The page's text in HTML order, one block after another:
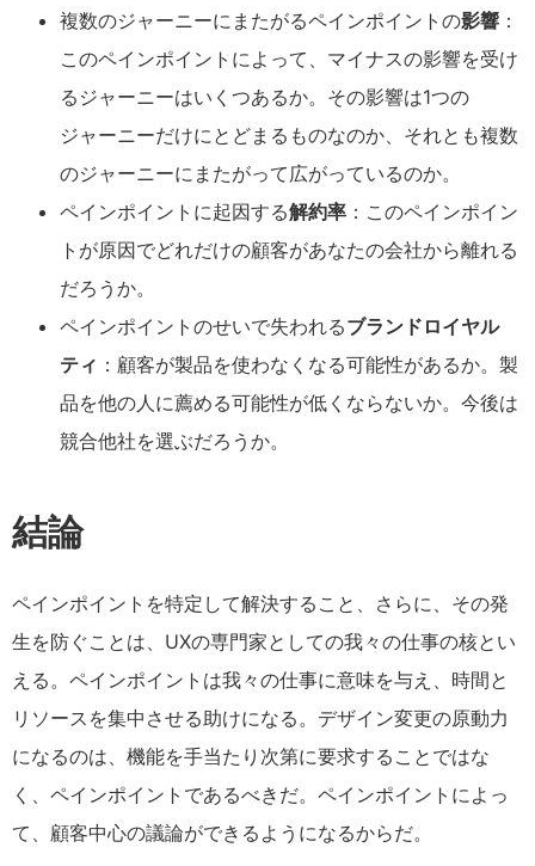
複数のジャーニーにまたがるペインポイントの影響 ：
このペインポイントによって、マイナスの影響を受け
るジャーニーはいくつあるか。その影響は1つの
ジャーニーだけにとどまるものなのか、それとも複数
のジャーニーにまたがって広がっているのか。
ペインポイントに起因する解約率 ：このペインポイン
トが原因でどれだけの顧客があなたの会社から離れる
だろうか。
ペインポイントのせいで失われるブランドロイヤル
ティ ：顧客が製品を使わなくなる可能性があるか。製
品を他の人に薦める可能性が低くならないか。今後は
競合他社を選ぶだろうか。
結論
ペインポイントを特定して解決すること、さらに、その発
生を防ぐことは、UXの専門家としての我々の仕事の核とい
える。ペインポイントは我々の仕事に意味を与え、時間と
リソースを集中させる助けになる。デザイン変更の原動力
になるのは、機能を手当たり次第に要求することではな
く、ペインポイントであるべきだ。ペインポイントによっ
て、顧客中心の議論ができるようになるからだ。